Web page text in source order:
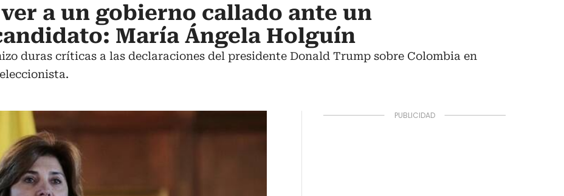
a un gobierno callado ante un
María Ángela Holguín
duras críticas a las declaraciones del presidente Donald Trump sobre Colombia en